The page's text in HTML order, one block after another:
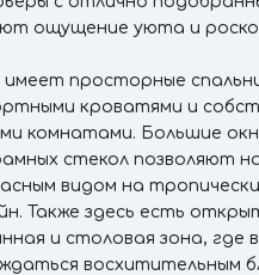
ощущение уюта и
имеет просторные
кроватями и
комнатами. Большие
стекол позволяют
видом на
Также здесь есть
и столовая зона, где
восхитительным